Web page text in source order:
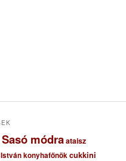
módraataisz
konyhafőnökcukkini